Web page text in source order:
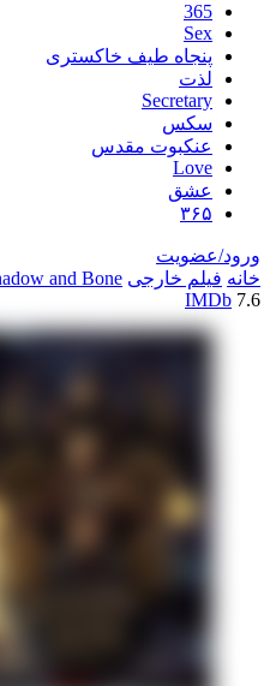
365
Sex
پنجاه طیف خاکستری
لذت
Secretary
سکس
عنکبوت مقدس
Love
عشق
۳۶۵
ورود/عضویت
خانه فیلم خارجی and Bone
IMDb 7.6